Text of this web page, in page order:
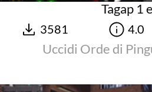
Tagap 1
3581 4.0
Uccidi Orde di